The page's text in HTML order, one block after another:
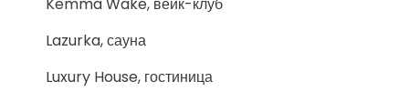
Kemma Wake, вейк-клуб
Lazurka, сауна
Luxury House, гостиница